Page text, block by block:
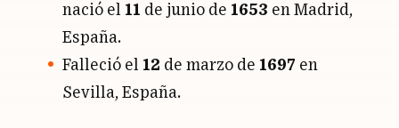
nació el 11 de junio de 1653 en Madrid,
España.
Falleció el 12 de marzo de 1697 en
Sevilla, España.